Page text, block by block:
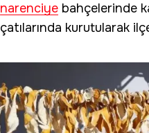
narenciye bahçelerinde
çatılarında kurutularak